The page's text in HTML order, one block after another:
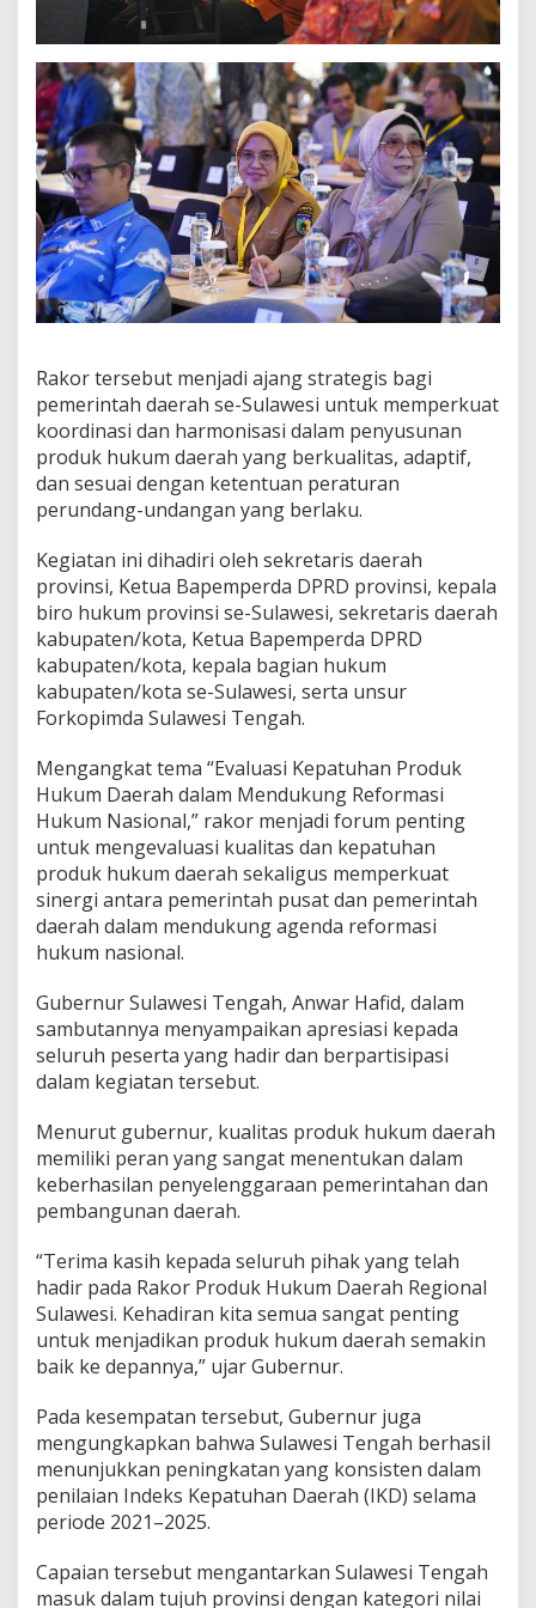
Rakor tersebut menjadi ajang strategis bagi
pemerintah daerah se-Sulawesi untuk memperkuat
koordinasi dan harmonisasi dalam penyusunan
produk hukum daerah yang berkualitas, adaptif,
dan sesuai dengan ketentuan peraturan
perundang-undangan yang berlaku.
Kegiatan ini dihadiri oleh sekretaris daerah
provinsi, Ketua Bapemperda DPRD provinsi, kepala
biro hukum provinsi se-Sulawesi, sekretaris daerah
kabupaten/kota, Ketua Bapemperda DPRD
kabupaten/kota, kepala bagian hukum
kabupaten/kota se-Sulawesi, serta unsur
Forkopimda Sulawesi Tengah.
Mengangkat tema “Evaluasi Kepatuhan Produk
Hukum Daerah dalam Mendukung Reformasi
Hukum Nasional,” rakor menjadi forum penting
untuk mengevaluasi kualitas dan kepatuhan
produk hukum daerah sekaligus memperkuat
sinergi antara pemerintah pusat dan pemerintah
daerah dalam mendukung agenda reformasi
hukum nasional.
Gubernur Sulawesi Tengah, Anwar Hafid, dalam
sambutannya menyampaikan apresiasi kepada
seluruh peserta yang hadir dan berpartisipasi
dalam kegiatan tersebut.
Menurut gubernur, kualitas produk hukum daerah
memiliki peran yang sangat menentukan dalam
keberhasilan penyelenggaraan pemerintahan dan
pembangunan daerah.
“Terima kasih kepada seluruh pihak yang telah
hadir pada Rakor Produk Hukum Daerah Regional
Sulawesi. Kehadiran kita semua sangat penting
untuk menjadikan produk hukum daerah semakin
baik ke depannya,” ujar Gubernur.
Pada kesempatan tersebut, Gubernur juga
mengungkapkan bahwa Sulawesi Tengah berhasil
menunjukkan peningkatan yang konsisten dalam
penilaian Indeks Kepatuhan Daerah (IKD) selama
periode 2021–2025.
Capaian tersebut mengantarkan Sulawesi Tengah
masuk dalam tujuh provinsi dengan kategori nilai